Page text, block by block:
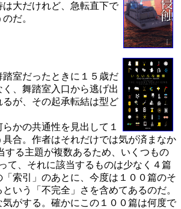
大だけれど、急転直下で
だ。
室だったときに１５歳だ
、舞踏室入口から逃げ出
が、その起承転結は型ど
かの共通性を見出して１
合。作者はそれだけでは気が済まなか
る主題が複数あるため、いくつもの
て、それに該当するものは少なく４篇
索引」のあとに、今度は１００篇のそ
いう「不完全」さを含めてあるのだ。
がする。確かにこの１００篇は何度で